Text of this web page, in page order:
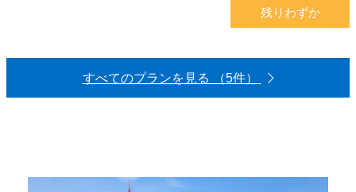
残りわずか
すべてのプランを見る （5件）